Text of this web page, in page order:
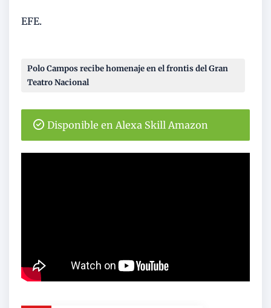
EFE.
Polo Campos recibe homenaje en el frontis del Gran
Teatro Nacional
Disponible en Alexa Skill Amazon